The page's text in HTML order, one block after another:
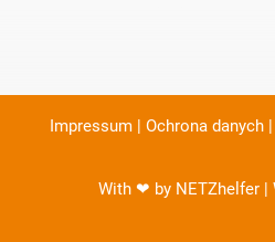
Impressum| Ochrona danych|
With ❤ by NETZhelfer |